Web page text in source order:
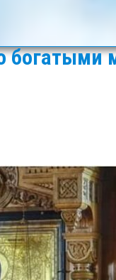
богатыми